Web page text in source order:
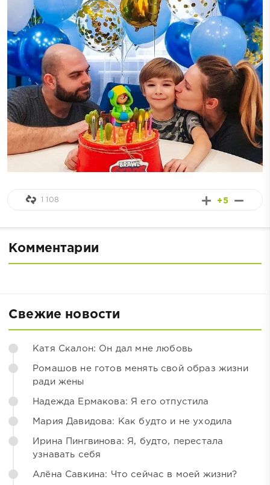
+5
1 108
Комментарии
Свежие новости
Катя Скалон: Он дал мне любовь
Ромашов не готов менять свой образ жизни
ради жены
Надежда Ермакова: Я его отпустила
Мария Давидова: Как будто и не уходила
Ирина Пингвинова: Я, будто, перестала
узнавать себя
Алёна Савкина: Что сейчас в моей жизни?